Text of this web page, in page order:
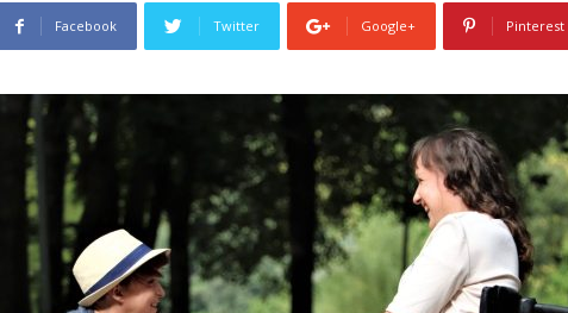
Facebook Twitter Google+ Pinterest